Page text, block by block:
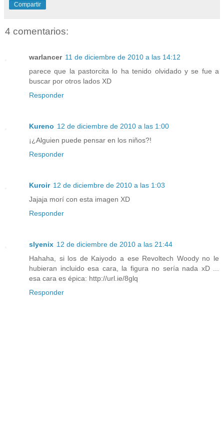
Compartir
4 comentarios:
warlancer 11 de diciembre de 2010 a las 14:12
parece que la pastorcita lo ha tenido olvidado y se fue a
buscar por otros lados XD
Responder
Kureno 12 de diciembre de 2010 a las 1:00
¡¿Alguien puede pensar en los niños?!
Responder
Kuroir 12 de diciembre de 2010 a las 1:03
Jajaja morí con esta imagen XD
Responder
slyenix 12 de diciembre de 2010 a las 21:44
Hahaha, si los de Kaiyodo a ese Revoltech Woody no le
hubieran incluido esa cara, la figura no sería nada xD ...
esa cara es épica: http://url.ie/8glq
Responder